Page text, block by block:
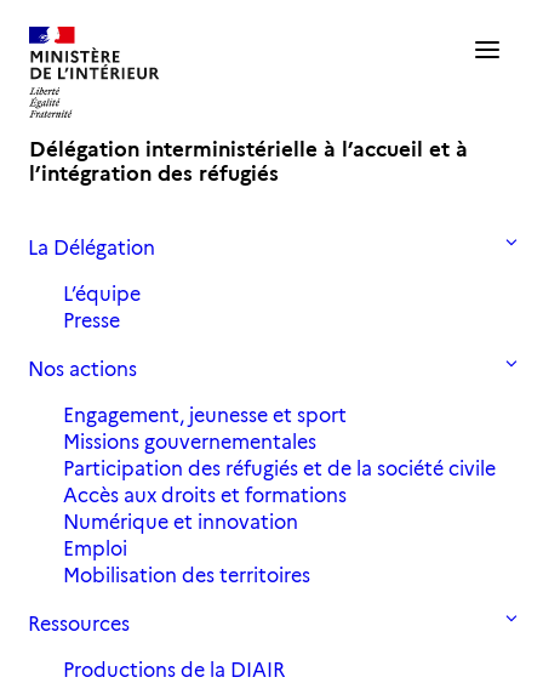
Délégation interministérielle à l’accueil et à
l’intégration des réfugiés
La Délégation
L’équipe
Presse
Nos actions
Engagement, jeunesse et sport
Missions gouvernementales
Participation des réfugiés et de la société civile
Accès aux droits et formations
Numérique et innovation
Emploi
Mobilisation des territoires
Ressources
Productions de la DIAIR
Accueil Actualités
novembre
15 décembre 2021 in Actualités , Archives 2021
L'Agora